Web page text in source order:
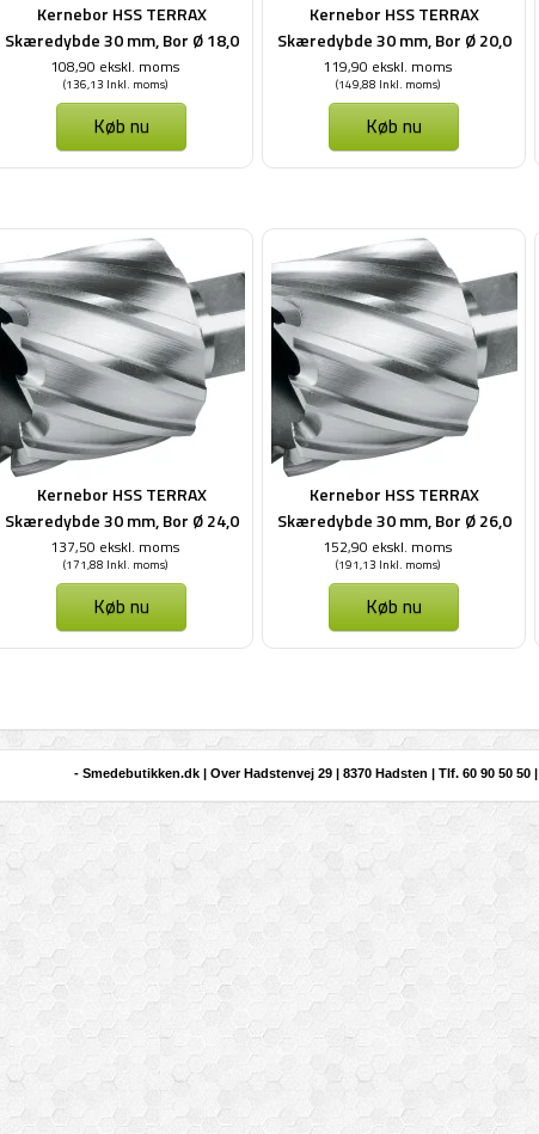
Kernebor HSS TERRAX
Skæredybde 30 mm, Bor Ø 18,0
mm
108,90 ekskl. moms
(136,13 Inkl. moms)
Køb nu
Kernebor HSS TERRAX
Skæredybde 30 mm, Bor Ø 20,0
mm
119,90 ekskl. moms
(149,88 Inkl. moms)
Køb nu
Kernebor HSS TERRAX
Skæredybde 30 mm, Bor Ø 24,0
mm
137,50 ekskl. moms
(171,88 Inkl. moms)
Køb nu
Kernebor HSS TERRAX
Skæredybde 30 mm, Bor Ø 26,0
mm
152,90 ekskl. moms
(191,13 Inkl. moms)
Køb nu
- Smedebutikken.dk | Over Hadstenvej 29 | 8370 Hadsten | Tlf. 60 90 50 50 |